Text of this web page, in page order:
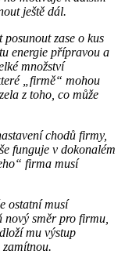
ještě dál.
zase o kus
energie přípravou a
množství
„firmě“ mohou
z toho, co může
chodů firmy,
funguje v dokonalém
firma musí
ostatní musí
nový směr pro firmu,
mu výstup